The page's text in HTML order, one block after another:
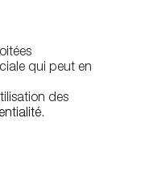
qui peut en
des